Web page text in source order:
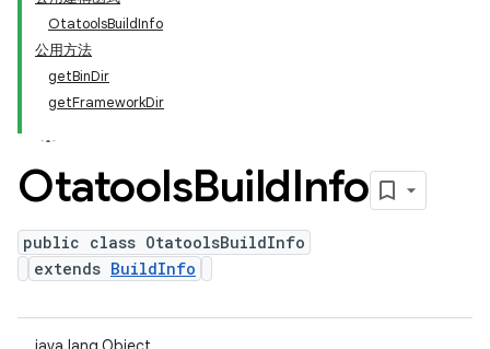
OtatoolsBuildInfo
公用方法
getBinDir
getFrameworkDir
OtatoolsBuildInfo
public class OtatoolsBuildInfo
extends BuildInfo